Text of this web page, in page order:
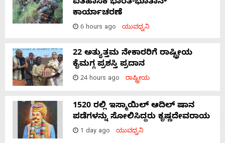
ಐತಿಹಾಸಿಕ ಭಾರತ-ಭೂತಾನ್
ಕಾರ್ಯಾಚರಣೆ
6 hours ago ಯುವಧ್ವನಿ
22 ಅತ್ಯುತ್ತಮ ನೇಕಾರರಿಗೆ ರಾಷ್ಟ್ರೀಯ
ಕೈಮಗ್ಗ ಪ್ರಶಸ್ತಿ ಪ್ರದಾನ
24 hours ago ರಾಷ್ಟ್ರೀಯ
1520 ರಲ್ಲಿ ಇಸ್ಮಾಯಿಲ್ ಆದಿಲ್ ಷಾನ
ಪಡೆಗಳನ್ನು ಸೋಲಿಸಿದ್ದರು ಕೃಷ್ಣದೇವರಾಯ
1 day ago ಯುವಧ್ವನಿ